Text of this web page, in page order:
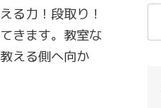
る力！段取り！
きます。教室な
える側へ向か